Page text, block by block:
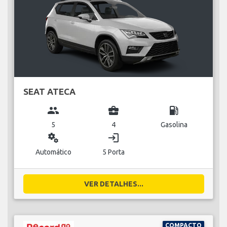
SEAT ATECA
group
5
business_center
4
local_gas_station
Gasolina
miscellaneous_services
Automático
login
5 Porta
VER DETALHES...
COMPACTO